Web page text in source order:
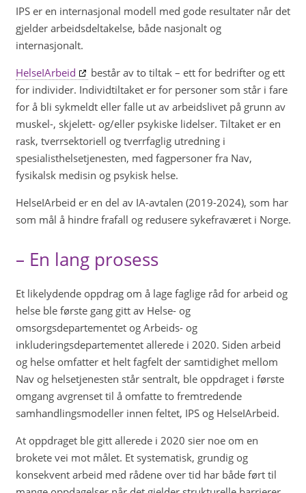
IPS er en internasjonal modell med gode resultater når det
gjelder arbeidsdeltakelse, både nasjonalt og
internasjonalt.
HelseIArbeid
består av to tiltak – ett for bedrifter og ett
for individer. Individtiltaket er for personer som står i fare
for å bli sykmeldt eller falle ut av arbeidslivet på grunn av
muskel-, skjelett- og/eller psykiske lidelser. Tiltaket er en
rask, tverrsektoriell og tverrfaglig utredning i
spesialisthelsetjenesten, med fagpersoner fra Nav,
fysikalsk medisin og psykisk helse.
HelseIArbeid er en del av IA-avtalen (2019-2024), som har
som mål å hindre frafall og redusere sykefraværet i Norge.
– En lang prosess
Et likelydende oppdrag om å lage faglige råd for arbeid og
helse ble første gang gitt av Helse- og
omsorgsdepartementet og Arbeids- og
inkluderingsdepartementet allerede i 2020. Siden arbeid
og helse omfatter et helt fagfelt der samtidighet mellom
Nav og helsetjenesten står sentralt, ble oppdraget i første
omgang avgrenset til å omfatte to fremtredende
samhandlingsmodeller innen feltet, IPS og HelseIArbeid.
At oppdraget ble gitt allerede i 2020 sier noe om en
brokete vei mot målet. Et systematisk, grundig og
konsekvent arbeid med rådene over tid har både ført til